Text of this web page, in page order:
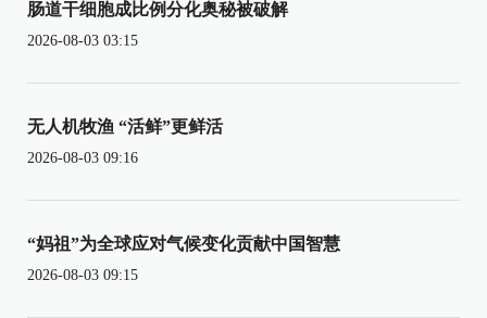
肠道干细胞成比例分化奥秘被破解
2026-08-03 03:15
无人机牧渔 “活鲜”更鲜活
2026-08-03 09:16
“妈祖”为全球应对气候变化贡献中国智慧
2026-08-03 09:15